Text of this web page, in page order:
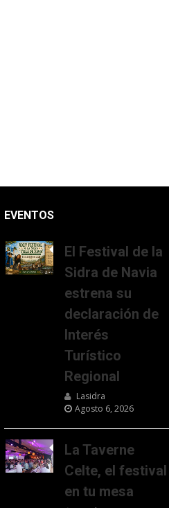
EVENTOS
El Festival de la
Sidra de Navia
estrena su
declaración de
Interés
Turístico
Regional
Lasidra
Agosto 6, 2026
La Taverne
Celte, el festival
en tu mesa